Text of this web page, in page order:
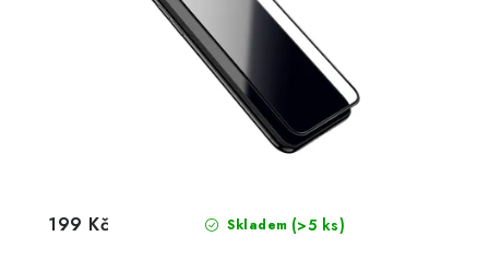
Skladem (>5 ks)
199 Kč